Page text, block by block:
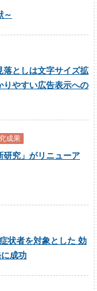
～
落としは文字サイズ拡
りやすい広告表示への
成果
研究」がリニューア
状者を対象とした 効
成功